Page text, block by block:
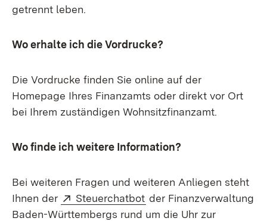
getrennt leben.
Wo erhalte ich die Vordrucke?
Die Vordrucke finden Sie online auf der
Homepage Ihres Finanzamts oder direkt vor Ort
bei Ihrem zuständigen Wohnsitzfinanzamt.
Wo finde ich weitere Information?
Bei weiteren Fragen und weiteren Anliegen steht
Ihnen der
Extern:
Steuerchatbot (Öffnet in neuem
der Finanzverwaltung
Baden-Württembergs rund um die Uhr zur